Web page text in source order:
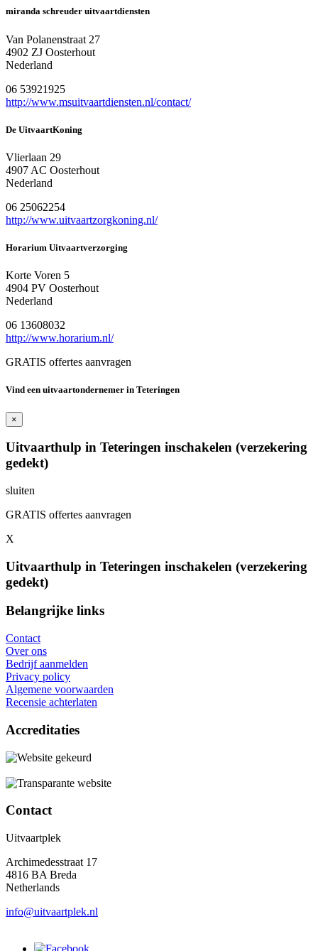
miranda schreuder uitvaartdiensten
Van Polanenstraat 27
4902 ZJ Oosterhout
Nederland
06 53921925
http://www.msuitvaartdiensten.nl/contact/
De UitvaartKoning
Vlierlaan 29
4907 AC Oosterhout
Nederland
06 25062254
http://www.uitvaartzorgkoning.nl/
Horarium Uitvaartverzorging
Korte Voren 5
4904 PV Oosterhout
Nederland
06 13608032
http://www.horarium.nl/
GRATIS offertes aanvragen
Vind een uitvaartondernemer in Teteringen
×
Uitvaarthulp in Teteringen inschakelen (verzekering
gedekt)
sluiten
GRATIS offertes aanvragen
X
Uitvaarthulp in Teteringen inschakelen (verzekering
gedekt)
Belangrijke links
Contact
Over ons
Bedrijf aanmelden
Privacy policy
Algemene voorwaarden
Recensie achterlaten
Accreditaties
Contact
Uitvaartplek
Archimedesstraat 17
4816 BA Breda
Netherlands
info@uitvaartplek.nl